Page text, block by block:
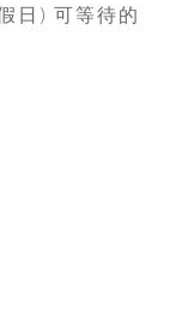
日) 可等待的